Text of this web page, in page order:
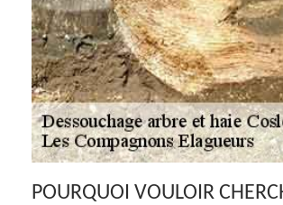
POURQUOI VOULOIR